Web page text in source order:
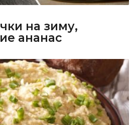
на зиму,
ананас